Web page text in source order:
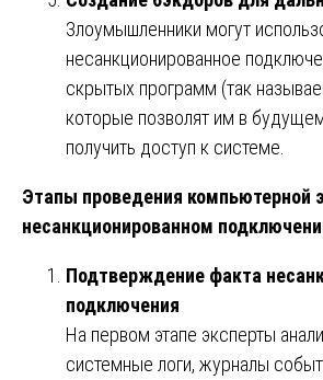
Злоумышленники могут
несанкционированное
скрытых программ (так
которые позволят им в
получить доступ к системе.
Этапы проведения компьютерной
несанкционированном
Подтверждение факта
подключения
На первом этапе эксперты
системные логи, журналы